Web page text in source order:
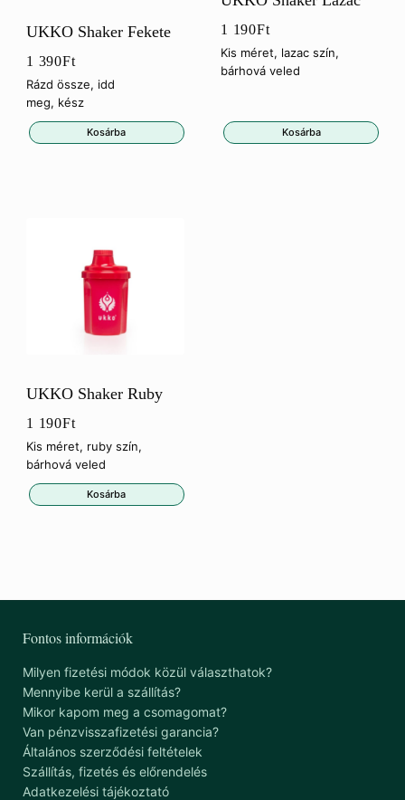
UKKO Shaker Fekete
1 390Ft
Rázd össze, idd
meg, kész
Kosárba
1 190Ft
Kis méret, lazac szín,
bárhová veled
Kosárba
UKKO Shaker Ruby
1 190Ft
Kis méret, ruby szín,
bárhová veled
Kosárba
Fontos információk
Milyen fizetési módok közül választhatok?
Mennyibe kerül a szállítás?
Mikor kapom meg a csomagomat?
Van pénzvisszafizetési garancia?
Általános szerződési feltételek
Szállítás, fizetés és előrendelés
Adatkezelési tájékoztató